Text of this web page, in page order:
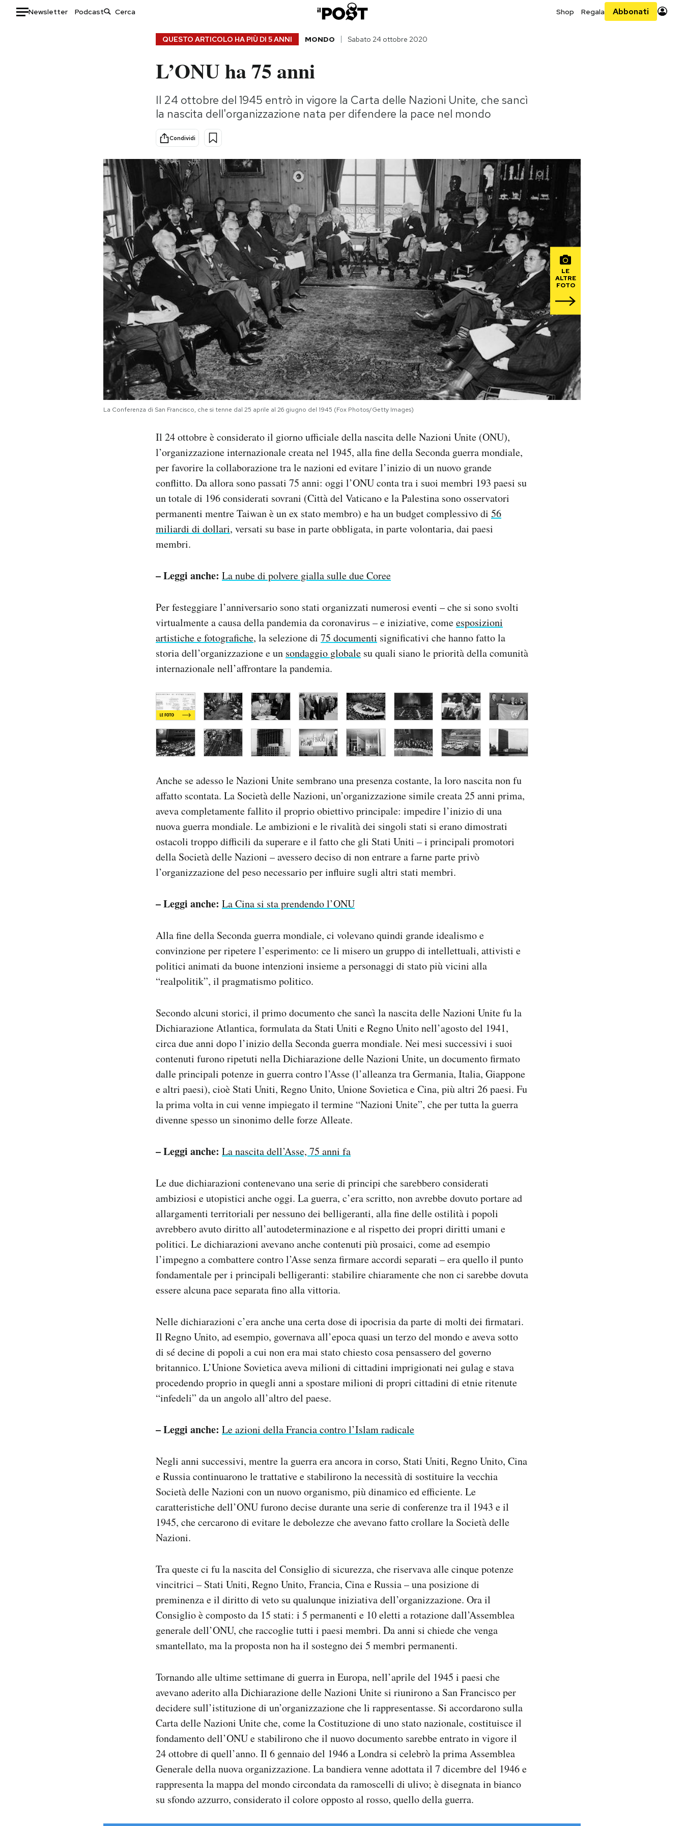
Newsletter Podcast Shop Regala Abbonati
Consumismi
Storie/Idee
Ok Boomer!
Media
Europa
Altrecose
Mondiali calcio 2026
QUESTO ARTICOLO HA PIÙ DI 5 ANNI MONDO Sabato 24 ottobre 2020
L’ONU ha 75 anni
Il 24 ottobre del 1945 entrò in vigore la Carta delle Nazioni Unite, che sancì
la nascita dell'organizzazione nata per difendere la pace nel mondo
Condividi
LE
ALTRE
FOTO
La Conferenza di San Francisco, che si tenne dal 25 aprile al 26 giugno del 1945 (Fox Photos/Getty Images)
Il 24 ottobre è considerato il giorno ufficiale della nascita delle Nazioni Unite (ONU),
l’organizzazione internazionale creata nel 1945, alla fine della Seconda guerra mondiale,
per favorire la collaborazione tra le nazioni ed evitare l’inizio di un nuovo grande
conflitto. Da allora sono passati 75 anni: oggi l’ONU conta tra i suoi membri 193 paesi su
un totale di 196 considerati sovrani (Città del Vaticano e la Palestina sono osservatori
permanenti mentre Taiwan è un ex stato membro) e ha un budget complessivo di 56
miliardi di dollari, versati su base in parte obbligata, in parte volontaria, dai paesi
membri.
– Leggi anche: La nube di polvere gialla sulle due Coree
Per festeggiare l’anniversario sono stati organizzati numerosi eventi – che si sono svolti
virtualmente a causa della pandemia da coronavirus – e iniziative, comeesposizioni
artistiche e fotografiche, la selezione di 75 documenti significativi che hanno fatto la
storia dell’organizzazione e un sondaggio globale su quali siano le priorità della comunità
internazionale nell’affrontare la pandemia.
Anche se adesso le Nazioni Unite sembrano una presenza costante, la loro nascita non fu
affatto scontata. La Società delle Nazioni, un’organizzazione simile creata 25 anni prima,
aveva completamente fallito il proprio obiettivo principale: impedire l’inizio di una
nuova guerra mondiale. Le ambizioni e le rivalità dei singoli stati si erano dimostrati
ostacoli troppo difficili da superare e il fatto che gli Stati Uniti – i principali promotori
della Società delle Nazioni – avessero deciso di non entrare a farne parte privò
l’organizzazione del peso necessario per influire sugli altri stati membri.
– Leggi anche: La Cina si sta prendendo l’ONU
Alla fine della Seconda guerra mondiale, ci volevano quindi grande idealismo e
convinzione per ripetere l’esperimento: ce li misero un gruppo di intellettuali, attivisti e
politici animati da buone intenzioni insieme a personaggi di stato più vicini alla
“realpolitik”, il pragmatismo politico.
Secondo alcuni storici, il primo documento che sancì la nascita delle Nazioni Unite fu la
Dichiarazione Atlantica, formulata da Stati Uniti e Regno Unito nell’agosto del 1941,
circa due anni dopo l’inizio della Seconda guerra mondiale. Nei mesi successivi i suoi
contenuti furono ripetuti nella Dichiarazione delle Nazioni Unite, un documento firmato
dalle principali potenze in guerra contro l’Asse (l’alleanza tra Germania, Italia, Giappone
e altri paesi), cioè Stati Uniti, Regno Unito, Unione Sovietica e Cina, più altri 26 paesi. Fu
la prima volta in cui venne impiegato il termine “Nazioni Unite”, che per tutta la guerra
divenne spesso un sinonimo delle forze Alleate.
– Leggi anche: La nascita dell’Asse, 75 anni fa
Le due dichiarazioni contenevano una serie di principi che sarebbero considerati
ambiziosi e utopistici anche oggi. La guerra, c’era scritto, non avrebbe dovuto portare ad
allargamenti territoriali per nessuno dei belligeranti, alla fine delle ostilità i popoli
avrebbero avuto diritto all’autodeterminazione e al rispetto dei propri diritti umani e
politici. Le dichiarazioni avevano anche contenuti più prosaici, come ad esempio
l’impegno a combattere contro l’Asse senza firmare accordi separati – era quello il punto
fondamentale per i principali belligeranti: stabilire chiaramente che non ci sarebbe dovuta
essere alcuna pace separata fino alla vittoria.
Nelle dichiarazioni c’era anche una certa dose di ipocrisia da parte di molti dei firmatari.
Il Regno Unito, ad esempio, governava all’epoca quasi un terzo del mondo e aveva sotto
di sé decine di popoli a cui non era mai stato chiesto cosa pensassero del governo
britannico. L’Unione Sovietica aveva milioni di cittadini imprigionati nei gulag e stava
procedendo proprio in quegli anni a spostare milioni di propri cittadini di etnie ritenute
“infedeli” da un angolo all’altro del paese.
– Leggi anche: Le azioni della Francia contro l’Islam radicale
Negli anni successivi, mentre la guerra era ancora in corso, Stati Uniti, Regno Unito, Cina
e Russia continuarono le trattative e stabilirono la necessità di sostituire la vecchia
Società delle Nazioni con un nuovo organismo, più dinamico ed efficiente. Le
caratteristiche dell’ONU furono decise durante una serie di conferenze tra il 1943 e il
1945, che cercarono di evitare le debolezze che avevano fatto crollare la Società delle
Nazioni.
Tra queste ci fu la nascita del Consiglio di sicurezza, che riservava alle cinque potenze
vincitrici – Stati Uniti, Regno Unito, Francia, Cina e Russia – una posizione di
preminenza e il diritto di veto su qualunque iniziativa dell’organizzazione. Ora il
Consiglio è composto da 15 stati: i 5 permanenti e 10 eletti a rotazione dall’Assemblea
generale dell’ONU, che raccoglie tutti i paesi membri. Da anni si chiede che venga
smantellato, ma la proposta non ha il sostegno dei 5 membri permanenti.
Tornando alle ultime settimane di guerra in Europa, nell’aprile del 1945 i paesi che
avevano aderito alla Dichiarazione delle Nazioni Unite si riunirono a San Francisco per
decidere sull’istituzione di un’organizzazione che li rappresentasse. Si accordarono sulla
Carta delle Nazioni Unite che, come la Costituzione di uno stato nazionale, costituisce il
fondamento dell’ONU e stabilirono che il nuovo documento sarebbe entrato in vigore il
24 ottobre di quell’anno. Il 6 gennaio del 1946 a Londra si celebrò la prima Assemblea
Generale della nuova organizzazione. La bandiera venne adottata il 7 dicembre del 1946 e
rappresenta la mappa del mondo circondata da ramoscelli di ulivo; è disegnata in bianco
su sfondo azzurro, considerato il colore opposto al rosso, quello della guerra.